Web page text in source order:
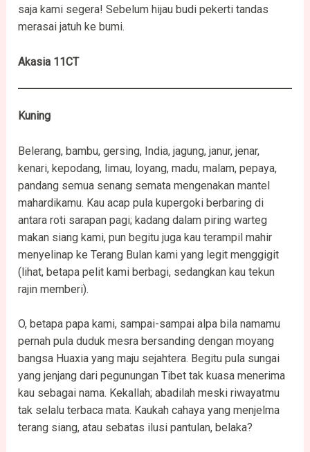
saja kami segera! Sebelum hijau budi pekerti tandas
merasai jatuh ke bumi.
Akasia 11CT
Kuning
Belerang, bambu, gersing, India, jagung, janur, jenar,
kenari, kepodang, limau, loyang, madu, malam, pepaya,
pandang semua senang semata mengenakan mantel
mahardikamu. Kau acap pula kupergoki berbaring di
antara roti sarapan pagi; kadang dalam piring warteg
makan siang kami, pun begitu juga kau terampil mahir
menyelinap ke Terang Bulan kami yang legit menggigit
(lihat, betapa pelit kami berbagi, sedangkan kau tekun
rajin memberi).
O, betapa papa kami, sampai-sampai alpa bila namamu
pernah pula duduk mesra bersanding dengan moyang
bangsa Huaxia yang maju sejahtera. Begitu pula sungai
yang jenjang dari pegunungan Tibet tak kuasa menerima
kau sebagai nama. Kekallah; abadilah meski riwayatmu
tak selalu terbaca mata. Kaukah cahaya yang menjelma
terang siang, atau sebatas ilusi pantulan, belaka?